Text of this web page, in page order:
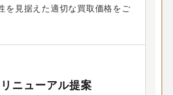
を見据えた適切な買取価格をご
ニューアル提案